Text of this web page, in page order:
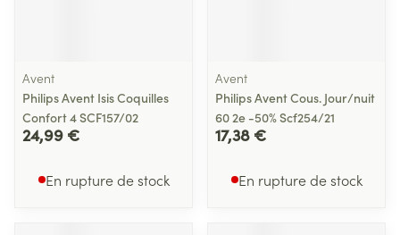
Avent
Philips Avent Isis Coquilles
Confort 4 SCF157/02
24,99 €
En rupture de stock
Avent
Philips Avent Cous. Jour/nuit
60 2e -50% Scf254/21
17,38 €
En rupture de stock